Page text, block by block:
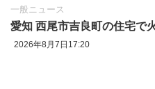
一般ニュース
愛知 西尾市吉良町の住宅で
2026年8月7日17:20